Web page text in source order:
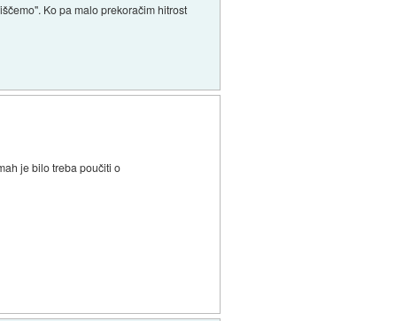
Ko pa malo prekoračim hitrost
je bilo treba poučiti o